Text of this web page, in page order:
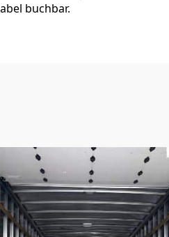
buchbar.